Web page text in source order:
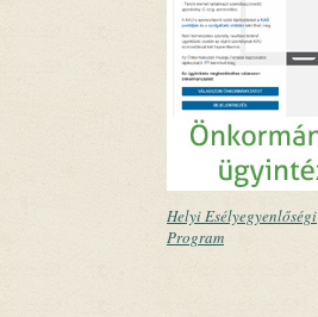
Helyi Esélyegyenlőségi
Program